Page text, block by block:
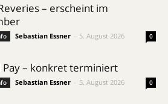
– erscheint im
Sebastian Essner 5. August 2026 0
Pay – konkret terminiert
Sebastian Essner 5. August 2026 0